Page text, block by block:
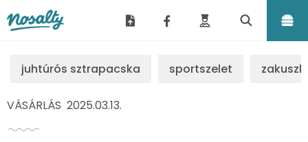
juhtúrós sztrapacska sportszelet
VÁSÁRLÁS 2025.03.13.